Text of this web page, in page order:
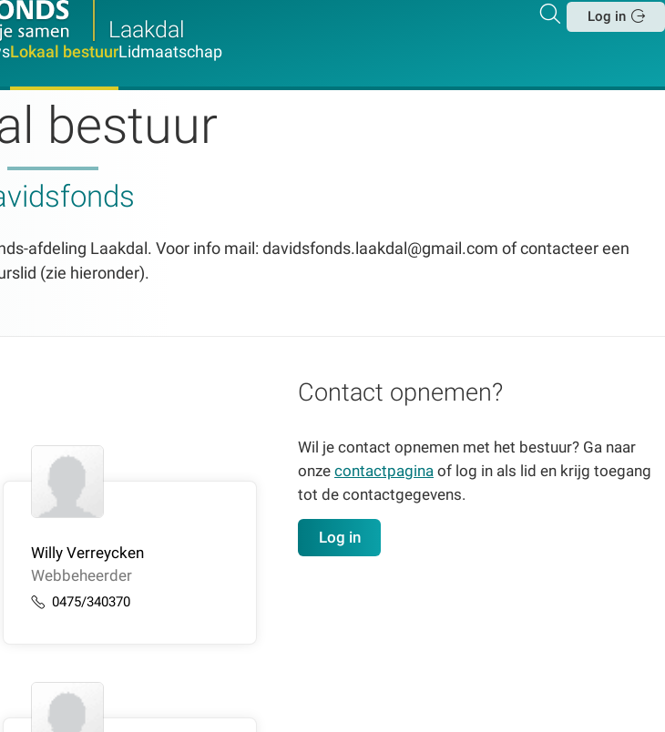
Laakdal
Zoeken
Log in
Lokaal bestuurLidmaatschap
bestuur
afdeling Laakdal. Voor info mail: davidsfonds.laakdal@gmail.com of contacteer een
(zie hieronder).
Willy Verreycken
Webbeheerder
0475/340370
Contact opnemen?
Wil je contact opnemen met het bestuur? Ga naar
onzecontactpagina of log in als lid en krijg toegang
tot de contactgegevens.
Log in